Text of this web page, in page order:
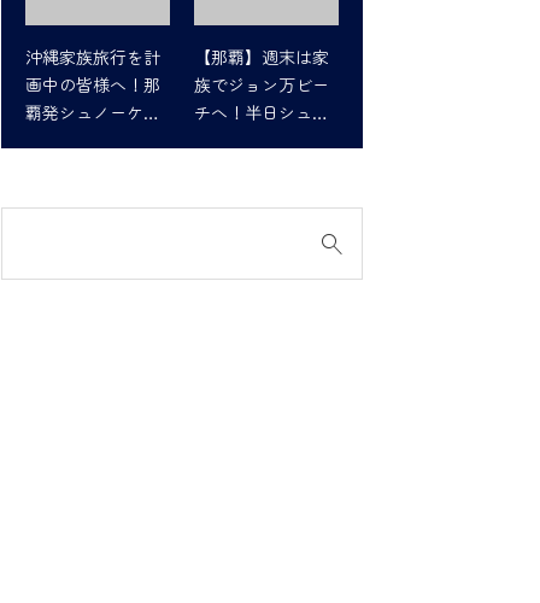
沖縄家族旅行を計
画中の皆様へ！那
覇発シュノーケリ
【那覇】週末は家
族でジョン万ビー
チへ！半日シュノ